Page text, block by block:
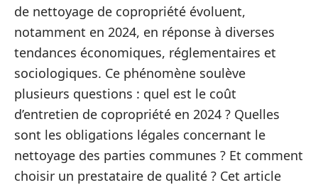
de nettoyage de copropriété évoluent,
notamment en 2024, en réponse à diverses
tendances économiques, réglementaires et
sociologiques. Ce phénomène soulève
plusieurs questions : quel est le coût
d’entretien de copropriété en 2024 ? Quelles
sont les obligations légales concernant le
nettoyage des parties communes ? Et comment
choisir un prestataire de qualité ? Cet article